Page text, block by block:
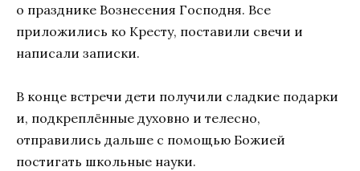
о празднике Вознесения Господня. Все
приложились ко Кресту, поставили свечи и
написали записки.
В конце встречи дети получили сладкие подарки
и, подкреплённые духовно и телесно,
отправились дальше с помощью Божией
постигать школьные науки.